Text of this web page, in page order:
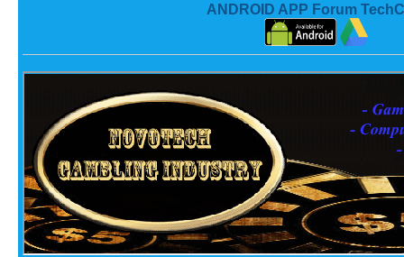
ANDROID APP Forum